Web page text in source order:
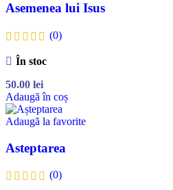
Asemenea lui Isus
(0)
În stoc
50.00 lei
Adaugă în coș
Adaugă la favorite
Asteptarea
(0)